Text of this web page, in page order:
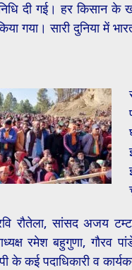
दी गई। हर किसान
गया। सारी दुनिया में
रौतेला, सांसद अजय
रमेश बहुगुणा, गौरव
के कई पदाधिकारी व